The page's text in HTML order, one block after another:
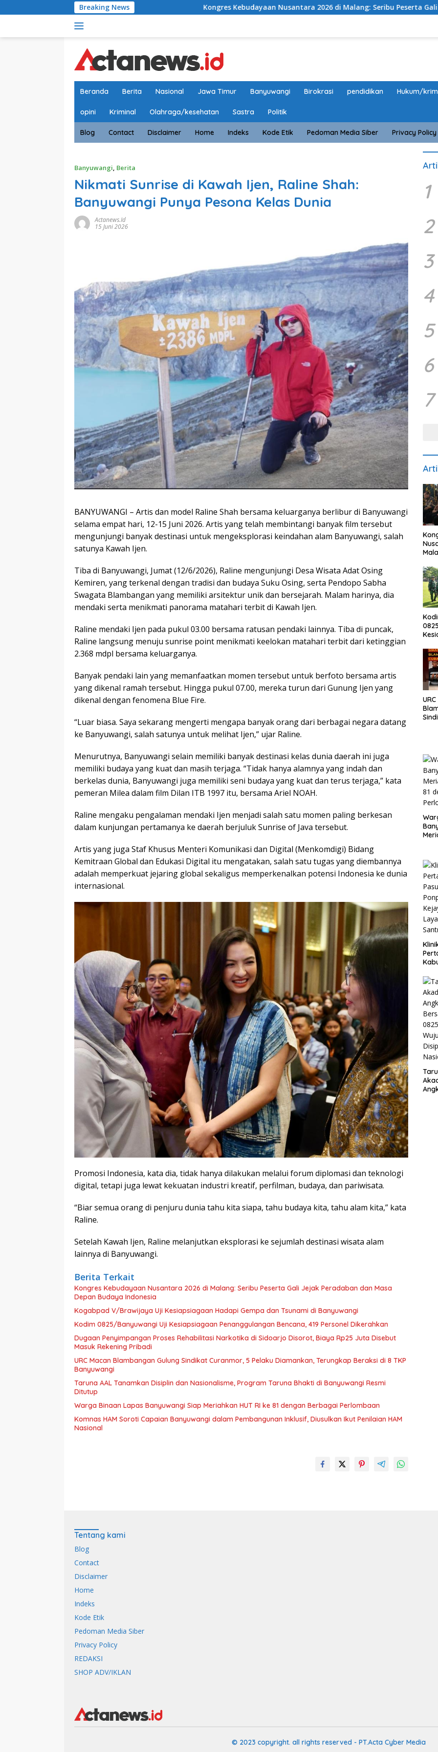
ke
Breaking NewsKongres Kebudayaan Nusantara 2026 di Malang: Seribu Peserta Gali Jejak Peradaban
Beranda Berita Nasional Jawa Timur Banyuwangi Birokrasi pendidikan Hukum/
opini Kriminal Olahraga/kesehatan Sastra Politik
Blog Contact Disclaimer Home Indeks Kode Etik Pedoman Media Siber Privacy Policy
Banyuwangi, Berita
Nikmati Sunrise di Kawah Ijen, Raline Shah:
Banyuwangi Punya Pesona Kelas Dunia
Actanews.id
15 Juni 2026
BANYUWANGI – Artis dan model Raline Shah bersama keluarganya berlibur di Banyuwangi
selama empat hari, 12-15 Juni 2026. Artis yang telah membintangi banyak film tersebut
mengunjungi banyak destinasi untuk mengeksplorasi keindahan alam Banyuwangi, salah
satunya Kawah Ijen.
Tiba di Banyuwangi, Jumat (12/6/2026), Raline mengunjungi Desa Wisata Adat Osing
Kemiren, yang terkenal dengan tradisi dan budaya Suku Osing, serta Pendopo Sabha
Swagata Blambangan yang memiliki arsitektur unik dan bersejarah. Malam harinya, dia
mendaki serta menikmati panorama matahari terbit di Kawah Ijen.
Raline mendaki Ijen pada pukul 03.00 bersama ratusan pendaki lainnya. Tiba di puncak,
Raline langsung menuju sunrise point menikmati keelokan matahari terbit dari ketinggian
2.368 mdpl bersama keluarganya.
Banyak pendaki lain yang memanfaatkan momen tersebut untuk berfoto bersama artis
yang dikenal ramah tersebut. Hingga pukul 07.00, mereka turun dari Gunung Ijen yang
dikenal dengan fenomena Blue Fire.
“Luar biasa. Saya sekarang mengerti mengapa banyak orang dari berbagai negara datang
ke Banyuwangi, salah satunya untuk melihat Ijen,” ujar Raline.
Menurutnya, Banyuwangi selain memiliki banyak destinasi kelas dunia daerah ini juga
memiliki budaya yang kuat dan masih terjaga. “Tidak hanya alamnya yang indah dan
berkelas dunia, Banyuwangi juga memiliki seni budaya yang kuat dan terus terjaga,” kata
pemeran Milea dalam film Dilan ITB 1997 itu, bersama Ariel NOAH.
Raline mengaku pengalaman mendaki Ijen menjadi salah satu momen paling berkesan
dalam kunjungan pertamanya ke daerah berjuluk Sunrise of Java tersebut.
Artis yang juga Staf Khusus Menteri Komunikasi dan Digital (Menkomdigi) Bidang
Kemitraan Global dan Edukasi Digital itu mengatakan, salah satu tugas yang diembannya
adalah memperkuat jejaring global sekaligus memperkenalkan potensi Indonesia ke dunia
internasional.
Promosi Indonesia, kata dia, tidak hanya dilakukan melalui forum diplomasi dan teknologi
digital, tetapi juga lewat kekuatan industri kreatif, perfilman, budaya, dan pariwisata.
“Biar semua orang di penjuru dunia tahu kita siapa, tahu budaya kita, tahu alam kita,” kata
Raline.
Setelah Kawah Ijen, Raline melanjutkan eksplorasi ke sejumlah destinasi wisata alam
lainnya di Banyuwangi.
Berita Terkait
Kongres Kebudayaan Nusantara 2026 di Malang: Seribu Peserta Gali Jejak Peradaban dan Masa
Depan Budaya Indonesia
Kogabpad V/Brawijaya Uji Kesiapsiagaan Hadapi Gempa dan Tsunami di Banyuwangi
Kodim 0825/Banyuwangi Uji Kesiapsiagaan Penanggulangan Bencana, 419 Personel Dikerahkan
Dugaan Penyimpangan Proses Rehabilitasi Narkotika di Sidoarjo Disorot, Biaya Rp25 Juta Disebut
Masuk Rekening Pribadi
URC Macan Blambangan Gulung Sindikat Curanmor, 5 Pelaku Diamankan, Terungkap Beraksi di 8 TKP
Banyuwangi
Taruna AAL Tanamkan Disiplin dan Nasionalisme, Program Taruna Bhakti di Banyuwangi Resmi
Ditutup
Warga Binaan Lapas Banyuwangi Siap Meriahkan HUT RI ke 81 dengan Berbagai Perlombaan
Komnas HAM Soroti Capaian Banyuwangi dalam Pembangunan Inklusif, Diusulkan Ikut Penilaian HAM
Nasional
1
2
3
4
5
6
7
Tentang kami
Blog
Contact
Disclaimer
Home
Indeks
Kode Etik
Pedoman Media Siber
Privacy Policy
REDAKSI
SHOP ADV/IKLAN
© 2023 copyright. all rights reserved - PT.Acta Cyber Media